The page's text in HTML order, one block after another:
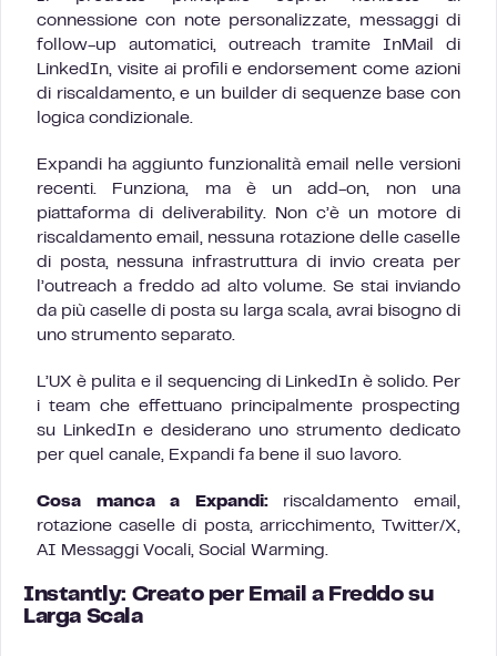
connessione con note personalizzate, messaggi di
follow-up automatici, outreach tramite InMail di
LinkedIn, visite ai profili e endorsement come azioni
di riscaldamento, e un builder di sequenze base con
logica condizionale.
Expandi ha aggiunto funzionalità email nelle versioni
recenti. Funziona, ma è un add-on, non una
piattaforma di deliverability. Non c’è un motore di
riscaldamento email, nessuna rotazione delle caselle
di posta, nessuna infrastruttura di invio creata per
l’outreach a freddo ad alto volume. Se stai inviando
da più caselle di posta su larga scala, avrai bisogno di
uno strumento separato.
L’UX è pulita e il sequencing di LinkedIn è solido. Per
i team che effettuano principalmente prospecting
su LinkedIn e desiderano uno strumento dedicato
per quel canale, Expandi fa bene il suo lavoro.
Cosa manca a Expandi:riscaldamento email,
rotazione caselle di posta, arricchimento, Twitter/X,
AI Messaggi Vocali, Social Warming.
Instantly: Creato per Email a Freddo su
Larga Scala